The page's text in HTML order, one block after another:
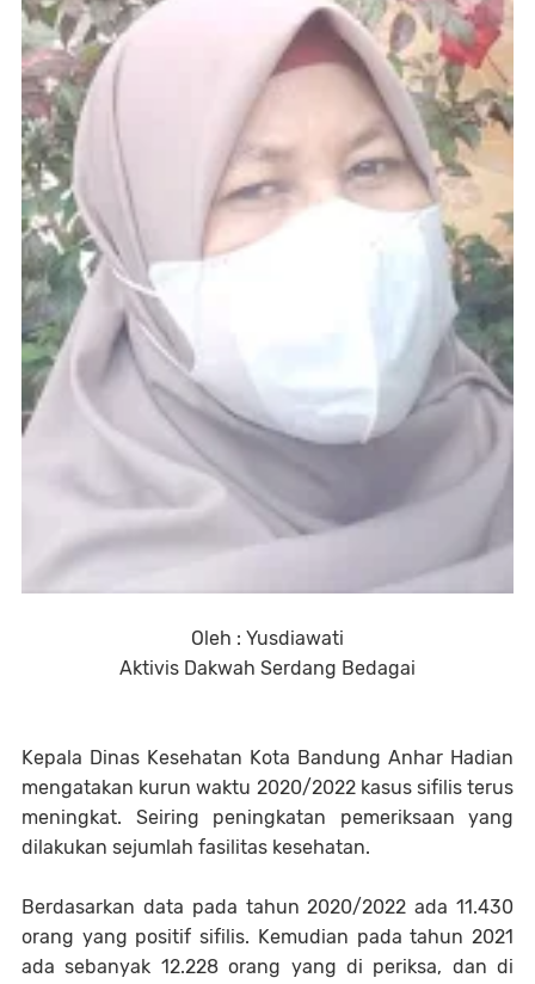
Oleh : Yusdiawati
Aktivis Dakwah Serdang Bedagai
Kepala Dinas Kesehatan Kota Bandung Anhar Hadian
mengatakan kurun waktu 2020/2022 kasus sifilis terus
meningkat. Seiring peningkatan pemeriksaan yang
dilakukan sejumlah fasilitas kesehatan.
Berdasarkan data pada tahun 2020/2022 ada 11.430
orang yang positif sifilis. Kemudian pada tahun 2021
ada sebanyak 12.228 orang yang di periksa, dan di